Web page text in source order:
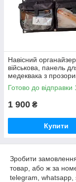
Навісний органайзер
військова, панель
медеквака з
кишенями Варіант 8
Готово до відправки
1 900 ₴
Купити
Зробити
товар, або ж за
telegram, whatsapp,